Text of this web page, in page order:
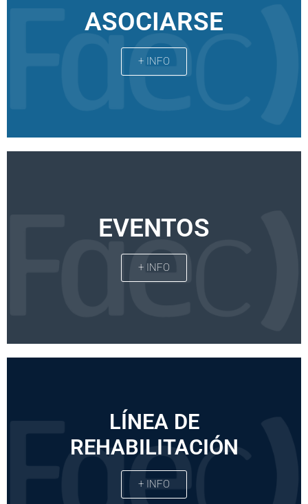
ASOCIARSE
+ INFO
EVENTOS
+ INFO
LÍNEA DE
REHABILITACIÓN
+ INFO